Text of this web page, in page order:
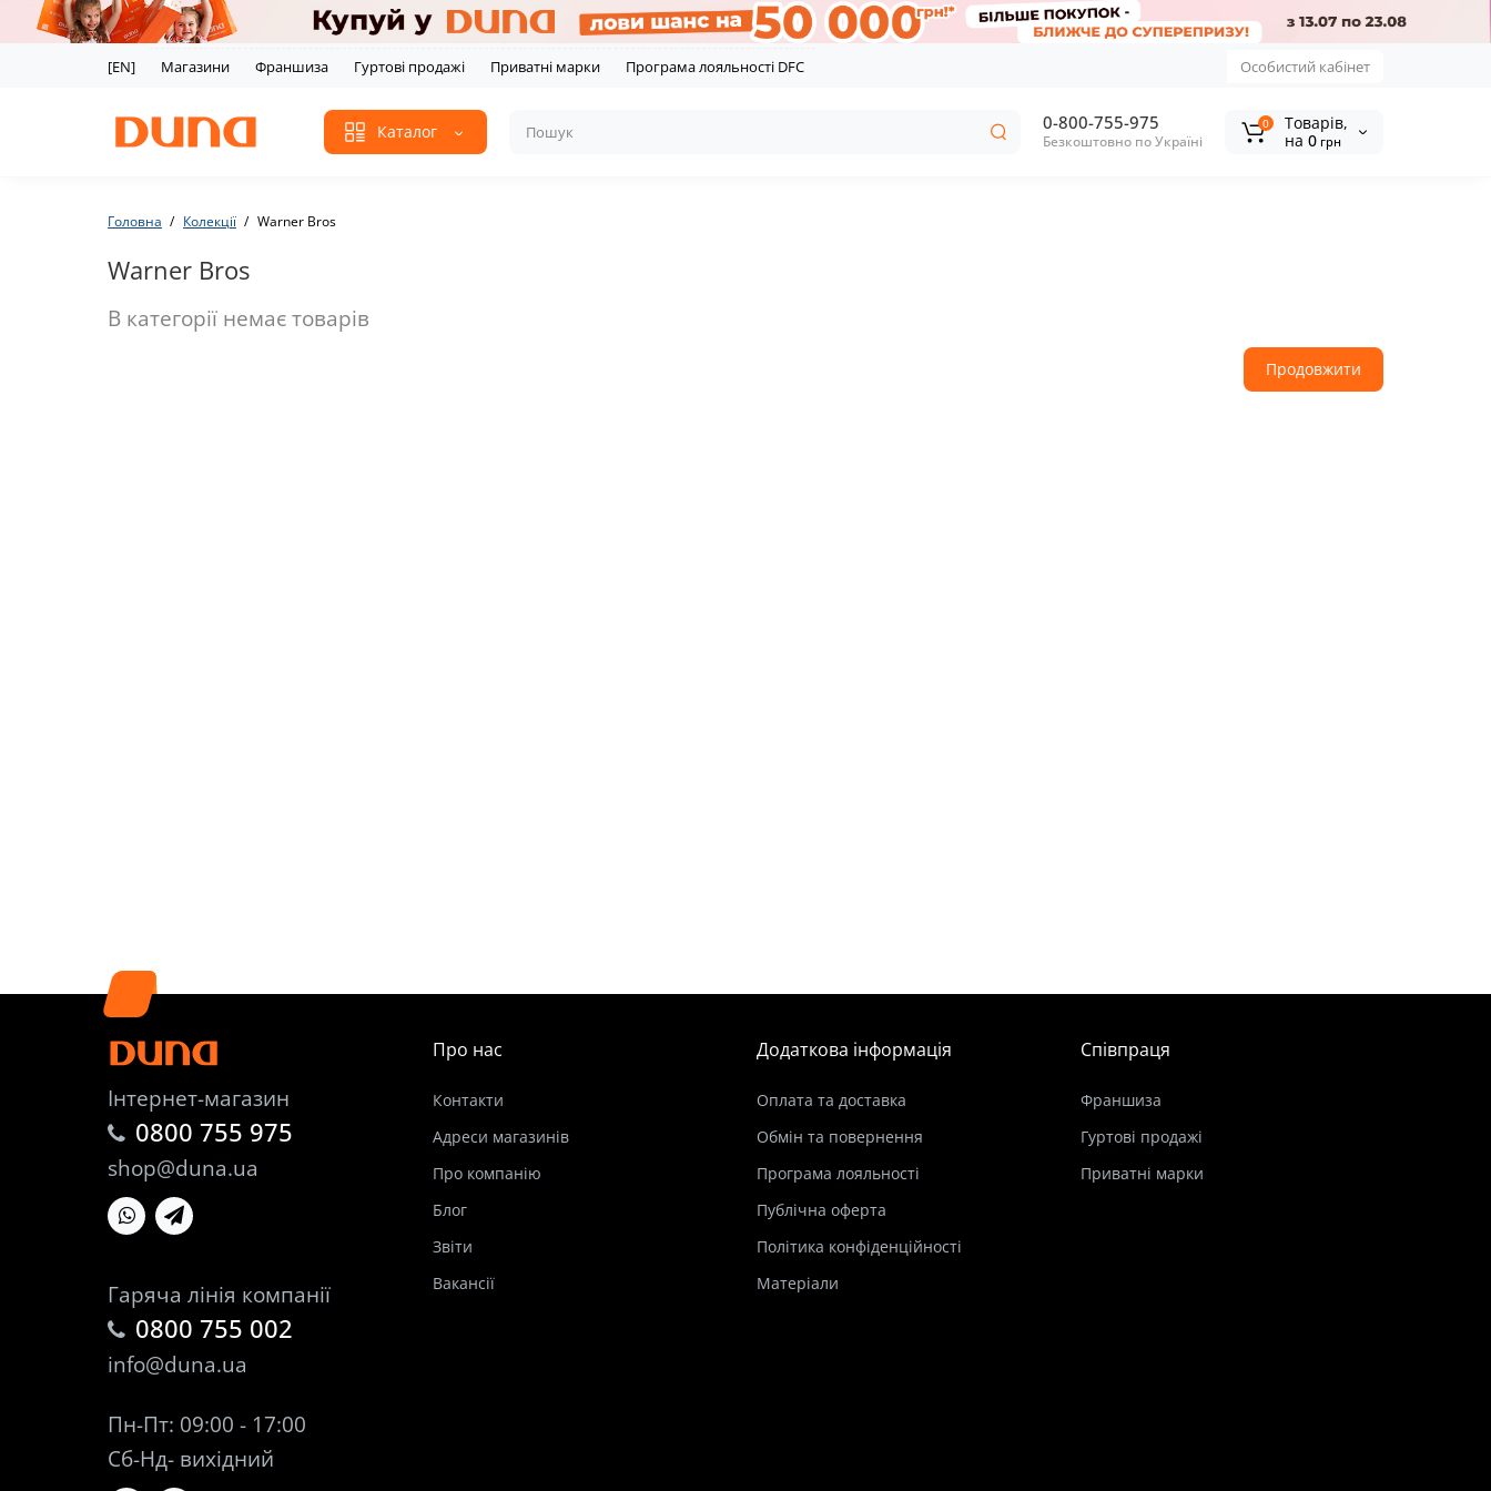
[EN] Магазини Франшиза Гуртові продажі Приватні марки Програма лояльності DFC Особистий кабінет
Каталог 0-800-755-975
Безкоштовно по Україні
0
Tоварів,
на 0 грн
Головна Колекції Warner Bros
Warner Bros
В категорії немає товарів
Продовжити
Інтернет-магазин
0800 755 975
shop@duna.ua
Гаряча лінія компанії
0800 755 002
info@duna.ua
Пн-Пт: 09:00 - 17:00
Сб-Нд- вихідний
Про нас
Контакти
Адреси магазинів
Про компанію
Блог
Звіти
Вакансії
Додаткова інформація
Оплата та доставка
Обмін та повернення
Програма лояльності
Публічна оферта
Політика конфіденційності
Матеріали
Співпраця
Франшиза
Гуртові продажі
Приватні марки